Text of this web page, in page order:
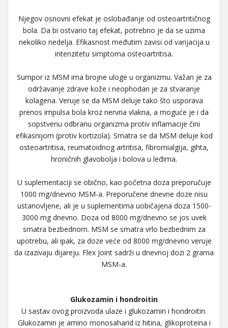
Njegov osnovni efekat je oslobađanje od osteoartritičnog
bola. Da bi ostvario taj efekat, potrebno je da se uzima
nekoliko nedelja. Efikasnost međutim zavisi od varijacija u
intenzitetu simptoma osteoartritisa.
Sumpor iz MSM ima brojne uloge u organizmu. Važan je za
održavanje zdrave kože i neophodan je za stvaranje
kolagena. Veruje se da MSM deluje tako što usporava
prenos impulsa bola kroz nervna vlakna, a moguće je i da
sopstvenu odbranu organizma protiv inflamacije čini
efikasnijom (protiv kortizola). Smatra se da MSM deluje kod
osteoartritisa, reumatoidnog artritisa, fibromialgija, gihta,
hroničnih glavobolja i bolova u leđima.
U suplementaciji se obično, kao početna doza preporučuje
1000 mg/dnevno MSM-a. Preporučene dnevne doze nisu
ustanovljene, ali je u suplementima uobičajena doza 1500-
3000 mg dnevno. Doza od 8000 mg/dnevno se jos uvek
smatra bezbednom. MSM se smatra vrlo bezbednim za
upotrebu, ali ipak, za doze veće od 8000 mg/dnevno veruje
da izazivaju dijareju. Flex Joint sadrži u dnevnoj dozi 2 grama
MSM-a.
Glukozamin i hondroitin
U sastav ovog proizvoda ulaze i glukozamin i hondroitin.
Glukozamin je amino monosaharid iz hitina, glikoproteina i